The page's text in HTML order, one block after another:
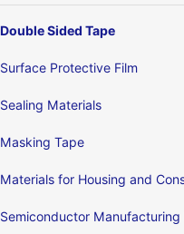
Double Sided Tape
Surface Protective Film
Sealing Materials
Masking Tape
Materials for Housing and
Semiconductor